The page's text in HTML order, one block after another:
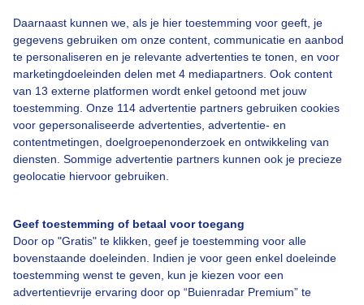
Daarnaast kunnen we, als je hier toestemming voor geeft, je
gegevens gebruiken om onze content, communicatie en aanbod
te personaliseren en je relevante advertenties te tonen, en voor
marketingdoeleinden delen met 4 mediapartners. Ook content
van 13 externe platformen wordt enkel getoond met jouw
toestemming. Onze 114 advertentie partners gebruiken cookies
voor gepersonaliseerde advertenties, advertentie- en
contentmetingen, doelgroepenonderzoek en ontwikkeling van
diensten. Sommige advertentie partners kunnen ook je precieze
geolocatie hiervoor gebruiken.
Geef toestemming of betaal voor toegang
Door op "Gratis" te klikken, geef je toestemming voor alle
bovenstaande doeleinden. Indien je voor geen enkel doeleinde
toestemming wenst te geven, kun je kiezen voor een
advertentievrije ervaring door op “Buienradar Premium” te
Een moment geduld aub...
Over Buienradar
Veelgestelde vragen
Contact
Toegankelijkheid